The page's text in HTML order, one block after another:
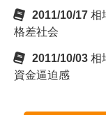
2011/10/17 相
格差社会
2011/10/03 相
資金逼迫感